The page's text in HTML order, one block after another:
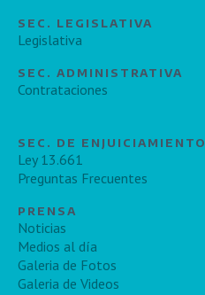
SEC. LEGISLATIVA
Legislativa
SEC. ADMINISTRATIVA
Contrataciones
SEC. DE ENJUICIAMIENTO
Ley 13.661
Preguntas Frecuentes
PRENSA
Noticias
Medios al día
Galeria de Fotos
Galeria de Videos